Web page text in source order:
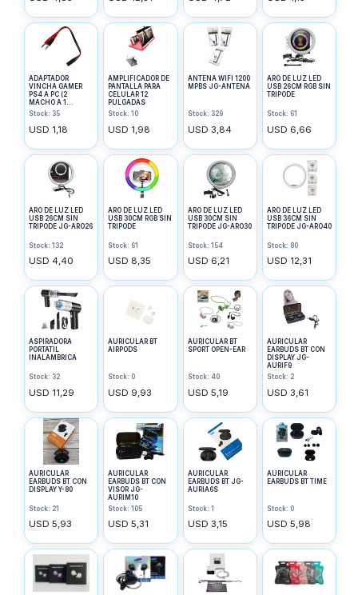
ADAPTADOR
VINCHA GAMER
PS4 A PC (2
MACHO A 1
HEMBRA) *
Stock: 35
USD 1,18
AMPLIFICADOR DE
PANTALLA PARA
CELULAR 12
PULGADAS
Stock: 10
USD 1,98
ANTENA WIFI 1200
MPBS JG-ANTENA
Stock: 329
USD 3,84
ARO DE LUZ LED
USB 26CM RGB SIN
TRIPODE
Stock: 61
USD 6,66
ARO DE LUZ LED
USB 26CM SIN
TRIPODE JG-ARO26
Stock: 132
USD 4,40
ARO DE LUZ LED
USB 30CM RGB SIN
TRIPODE
Stock: 61
USD 8,35
ARO DE LUZ LED
USB 30CM SIN
TRIPODE JG-ARO30
Stock: 154
USD 6,21
ARO DE LUZ LED
USB 36CM SIN
TRIPODE JG-ARO40
Stock: 80
USD 12,31
ASPIRADORA
PORTATIL
INALAMBRICA
Stock: 32
USD 11,29
AURICULAR BT
AIRPODS
Stock: 0
USD 9,93
AURICULAR BT
SPORT OPEN-EAR
Stock: 40
USD 5,19
AURICULAR
EARBUDS BT CON
DISPLAY JG-
AURIF9
Stock: 2
USD 3,61
AURICULAR
EARBUDS BT CON
DISPLAY Y-80
Stock: 21
USD 5,93
AURICULAR
EARBUDS BT CON
VISOR JG-
AURIM10
Stock: 105
USD 5,31
AURICULAR
EARBUDS BT JG-
AURIA6S
Stock: 1
USD 3,15
AURICULAR
EARBUDS BT TIME
Stock: 0
USD 5,98